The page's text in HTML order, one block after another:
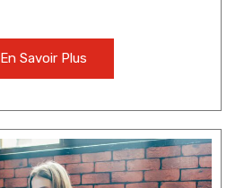
En Savoir Plus